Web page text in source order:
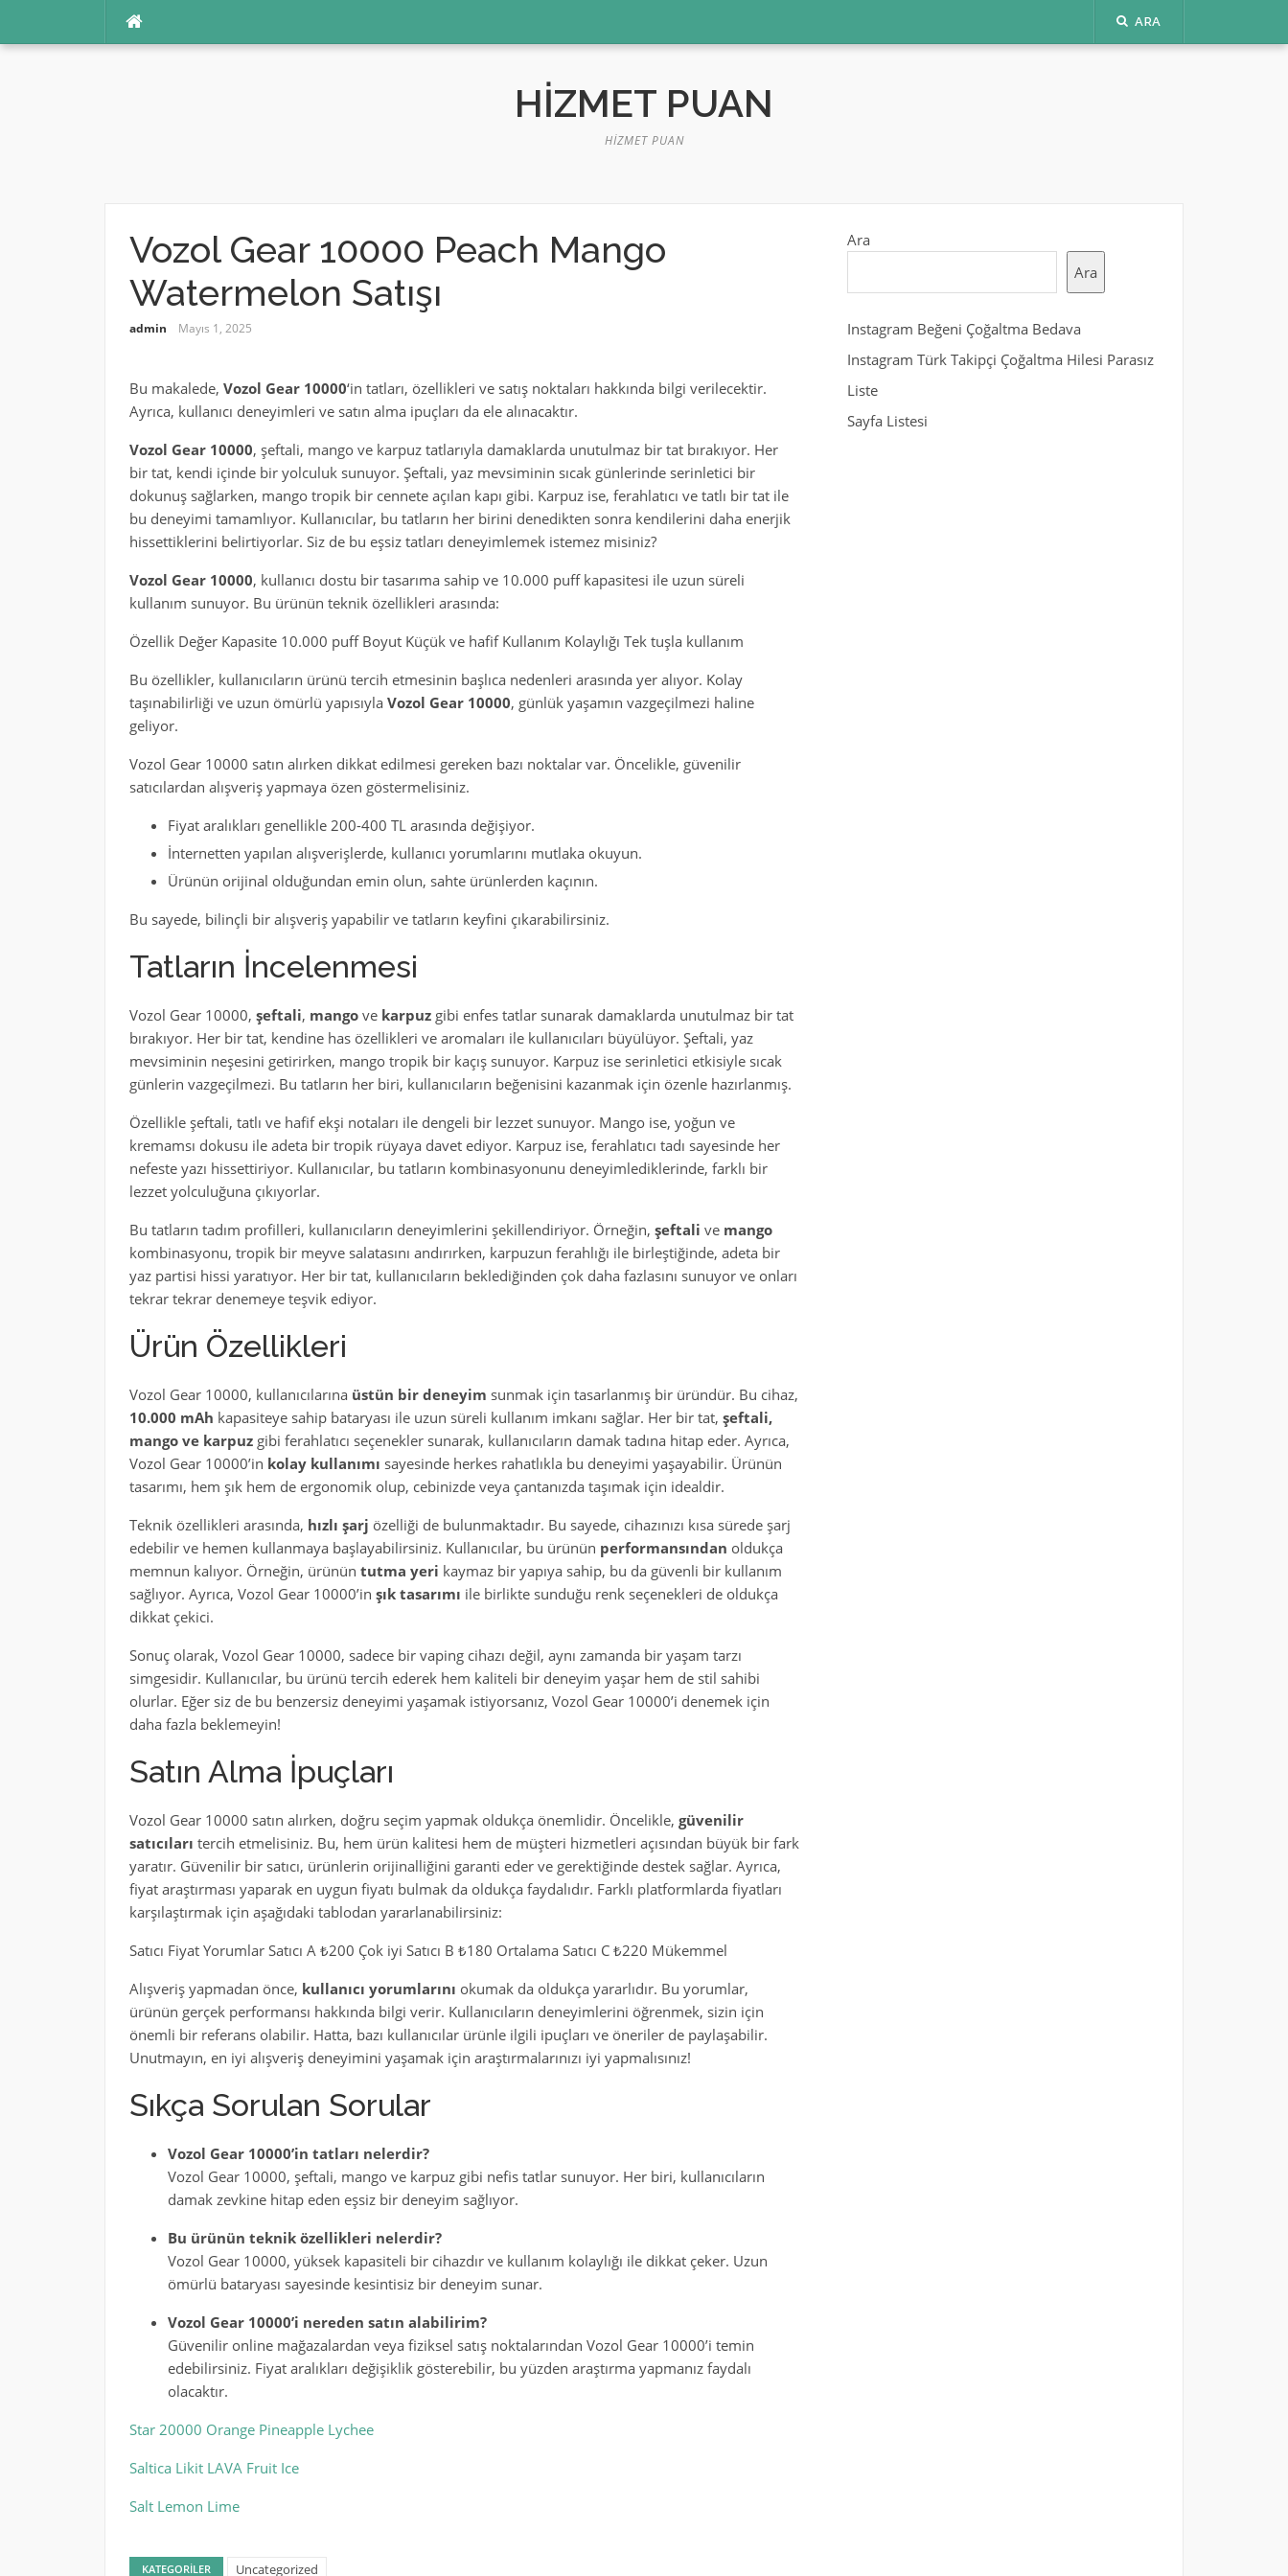
ARA
HIZMET PUAN
HIZMET PUAN
Vozol Gear 10000 Peach Mango
Watermelon Satışı
admin Mayıs 1, 2025
Bu makalede, Vozol Gear 10000‘in tatları, özellikleri ve satış noktaları hakkında bilgi verilecektir.
Ayrıca, kullanıcı deneyimleri ve satın alma ipuçları da ele alınacaktır.
Vozol Gear 10000, şeftali, mango ve karpuz tatlarıyla damaklarda unutulmaz bir tat bırakıyor. Her
bir tat, kendi içinde bir yolculuk sunuyor. Şeftali, yaz mevsiminin sıcak günlerinde serinletici bir
dokunuş sağlarken, mango tropik bir cennete açılan kapı gibi. Karpuz ise, ferahlatıcı ve tatlı bir tat ile
bu deneyimi tamamlıyor. Kullanıcılar, bu tatların her birini denedikten sonra kendilerini daha enerjik
hissettiklerini belirtiyorlar. Siz de bu eşsiz tatları deneyimlemek istemez misiniz?
Vozol Gear 10000, kullanıcı dostu bir tasarıma sahip ve 10.000 puff kapasitesi ile uzun süreli
kullanım sunuyor. Bu ürünün teknik özellikleri arasında:
Özellik Değer Kapasite 10.000 puff Boyut Küçük ve hafif Kullanım Kolaylığı Tek tuşla kullanım
Bu özellikler, kullanıcıların ürünü tercih etmesinin başlıca nedenleri arasında yer alıyor. Kolay
taşınabilirliği ve uzun ömürlü yapısıyla Vozol Gear 10000, günlük yaşamın vazgeçilmezi haline
geliyor.
Vozol Gear 10000 satın alırken dikkat edilmesi gereken bazı noktalar var. Öncelikle, güvenilir
satıcılardan alışveriş yapmaya özen göstermelisiniz.
Fiyat aralıkları genellikle 200-400 TL arasında değişiyor.
İnternetten yapılan alışverişlerde, kullanıcı yorumlarını mutlaka okuyun.
Ürünün orijinal olduğundan emin olun, sahte ürünlerden kaçının.
Bu sayede, bilinçli bir alışveriş yapabilir ve tatların keyfini çıkarabilirsiniz.
Tatların İncelenmesi
Vozol Gear 10000, şeftali, mangove karpuzgibi enfes tatlar sunarak damaklarda unutulmaz bir tat
bırakıyor. Her bir tat, kendine has özellikleri ve aromaları ile kullanıcıları büyülüyor. Şeftali, yaz
mevsiminin neşesini getirirken, mango tropik bir kaçış sunuyor. Karpuz ise serinletici etkisiyle sıcak
günlerin vazgeçilmezi. Bu tatların her biri, kullanıcıların beğenisini kazanmak için özenle hazırlanmış.
Özellikle şeftali, tatlı ve hafif ekşi notaları ile dengeli bir lezzet sunuyor. Mango ise, yoğun ve
kremamsı dokusu ile adeta bir tropik rüyaya davet ediyor. Karpuz ise, ferahlatıcı tadı sayesinde her
nefeste yazı hissettiriyor. Kullanıcılar, bu tatların kombinasyonunu deneyimlediklerinde, farklı bir
lezzet yolculuğuna çıkıyorlar.
Bu tatların tadım profilleri, kullanıcıların deneyimlerini şekillendiriyor. Örneğin, şeftali ve mango
kombinasyonu, tropik bir meyve salatasını andırırken, karpuzun ferahlığı ile birleştiğinde, adeta bir
yaz partisi hissi yaratıyor. Her bir tat, kullanıcıların beklediğinden çok daha fazlasını sunuyor ve onları
tekrar tekrar denemeye teşvik ediyor.
Ürün Özellikleri
Vozol Gear 10000, kullanıcılarına üstün bir deneyim sunmak için tasarlanmış bir üründür. Bu cihaz,
10.000 mAh kapasiteye sahip bataryası ile uzun süreli kullanım imkanı sağlar. Her bir tat, şeftali,
mango ve karpuzgibi ferahlatıcı seçenekler sunarak, kullanıcıların damak tadına hitap eder. Ayrıca,
Vozol Gear 10000’in kolay kullanımı sayesinde herkes rahatlıkla bu deneyimi yaşayabilir. Ürünün
tasarımı, hem şık hem de ergonomik olup, cebinizde veya çantanızda taşımak için idealdir.
Teknik özellikleri arasında, hızlı şarj özelliği de bulunmaktadır. Bu sayede, cihazınızı kısa sürede şarj
edebilir ve hemen kullanmaya başlayabilirsiniz. Kullanıcılar, bu ürünün performansından oldukça
memnun kalıyor. Örneğin, ürünün tutma yeri kaymaz bir yapıya sahip, bu da güvenli bir kullanım
sağlıyor. Ayrıca, Vozol Gear 10000’in şık tasarımı ile birlikte sunduğu renk seçenekleri de oldukça
dikkat çekici.
Sonuç olarak, Vozol Gear 10000, sadece bir vaping cihazı değil, aynı zamanda bir yaşam tarzı
simgesidir. Kullanıcılar, bu ürünü tercih ederek hem kaliteli bir deneyim yaşar hem de stil sahibi
olurlar. Eğer siz de bu benzersiz deneyimi yaşamak istiyorsanız, Vozol Gear 10000’i denemek için
daha fazla beklemeyin!
Satın Alma İpuçları
Vozol Gear 10000 satın alırken, doğru seçim yapmak oldukça önemlidir. Öncelikle, güvenilir
satıcıları tercih etmelisiniz. Bu, hem ürün kalitesi hem de müşteri hizmetleri açısından büyük bir fark
yaratır. Güvenilir bir satıcı, ürünlerin orijinalliğini garanti eder ve gerektiğinde destek sağlar. Ayrıca,
fiyat araştırması yaparak en uygun fiyatı bulmak da oldukça faydalıdır. Farklı platformlarda fiyatları
karşılaştırmak için aşağıdaki tablodan yararlanabilirsiniz:
Satıcı Fiyat Yorumlar Satıcı A ₺200 Çok iyi Satıcı B ₺180 Ortalama Satıcı C ₺220 Mükemmel
Alışveriş yapmadan önce, kullanıcı yorumlarını okumak da oldukça yararlıdır. Bu yorumlar,
ürünün gerçek performansı hakkında bilgi verir. Kullanıcıların deneyimlerini öğrenmek, sizin için
önemli bir referans olabilir. Hatta, bazı kullanıcılar ürünle ilgili ipuçları ve öneriler de paylaşabilir.
Unutmayın, en iyi alışveriş deneyimini yaşamak için araştırmalarınızı iyi yapmalısınız!
Sıkça Sorulan Sorular
Vozol Gear 10000’in tatları nelerdir?
Vozol Gear 10000, şeftali, mango ve karpuz gibi nefis tatlar sunuyor. Her biri, kullanıcıların
damak zevkine hitap eden eşsiz bir deneyim sağlıyor.
Bu ürünün teknik özellikleri nelerdir?
Vozol Gear 10000, yüksek kapasiteli bir cihazdır ve kullanım kolaylığı ile dikkat çeker. Uzun
ömürlü bataryası sayesinde kesintisiz bir deneyim sunar.
Vozol Gear 10000’i nereden satın alabilirim?
Güvenilir online mağazalardan veya fiziksel satış noktalarından Vozol Gear 10000’i temin
edebilirsiniz. Fiyat aralıkları değişiklik gösterebilir, bu yüzden araştırma yapmanız faydalı
olacaktır.
Star 20000 Orange Pineapple Lychee
Saltica Likit LAVA Fruit Ice
Salt Lemon Lime
KATEGORILER Uncategorized
Ara
Ara
Instagram Beğeni Çoğaltma Bedava
Instagram Türk Takipçi Çoğaltma Hilesi Parasız
Liste
Sayfa Listesi